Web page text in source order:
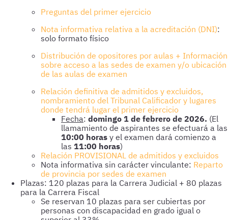
Preguntas del primer ejercicio
Nota informativa relativa a la acreditación (DNI):
solo formato físico
Distribución de opositores por aulas + Información
sobre acceso a las sedes de examen y/o ubicación
de las aulas de examen
Relación definitiva de admitidos y excluidos,
nombramiento del Tribunal Calificador y lugares
donde tendrá lugar el primer ejercicio
Fecha: domingo 1 de febrero de 2026. (El
llamamiento de aspirantes se efectuará a las
10:00 horas y el examen dará comienzo a
las 11:00 horas)
Relación PROVISIONAL de admitidos y excluidos
Nota informativa sin carácter vinculante: Reparto
de provincia por sedes de examen
Plazas: 120 plazas para la Carrera Judicial + 80 plazas
para la Carrera Fiscal
Se reservan 10 plazas para ser cubiertas por
personas con discapacidad en grado igual o